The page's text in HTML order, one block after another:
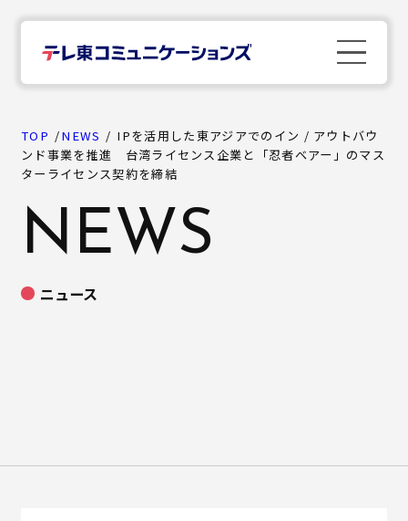
TOP
TOP NEWS
IPを活用した東アジアでのイン / アウトバウ
ンド事業を推進 台湾ライセンス企業と「忍者ベアー」のマス
ターライセンス契約を締結
NEWS
ニュース